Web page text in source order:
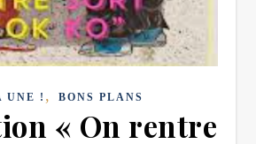
UNE ! , BONS PLANS
« On rentre